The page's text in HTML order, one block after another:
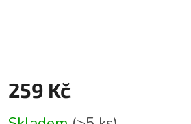
259 Kč